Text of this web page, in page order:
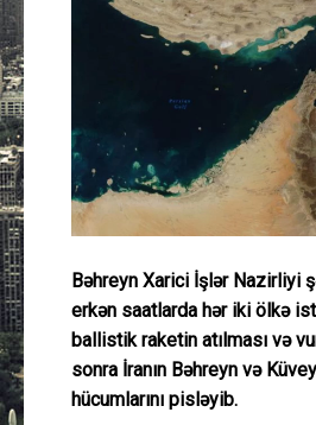
Bəhreyn Xarici İşlər Nazirliyi
erkən saatlarda hər iki ölkə
ballistik raketin atılması və
sonra İranın Bəhreyn və
hücumlarını pisləyib.